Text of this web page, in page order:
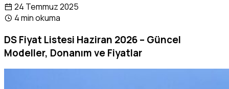
24 Temmuz 2025
4 min okuma
DS Fiyat Listesi Haziran 2026 – Güncel
Modeller, Donanım ve Fiyatlar